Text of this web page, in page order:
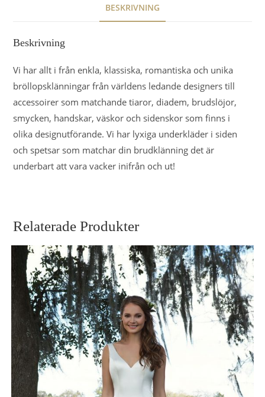
BESKRIVNING
Beskrivning
Vi har allt i från enkla, klassiska, romantiska och unika
bröllopsklänningar från världens ledande designers till
accessoirer som matchande tiaror, diadem, brudslöjor,
smycken, handskar, väskor och sidenskor som finns i
olika designutförande. Vi har lyxiga underkläder i siden
och spetsar som matchar din brudklänning det är
underbart att vara vacker inifrån och ut!
Relaterade Produkter